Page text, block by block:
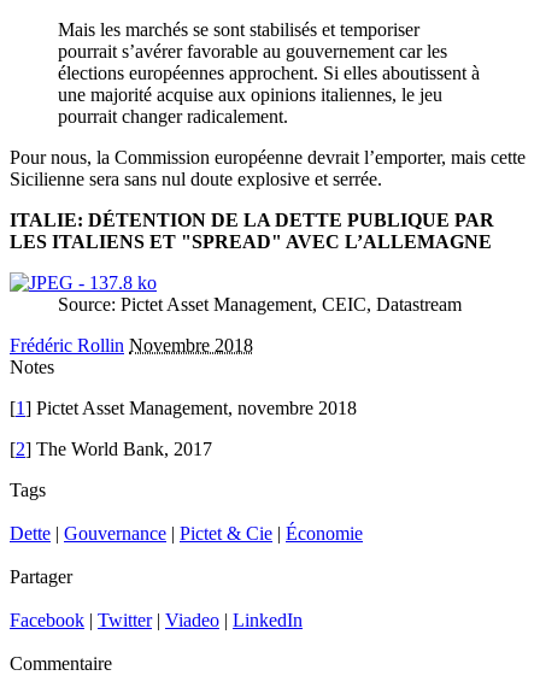
Mais les marchés se sont stabilisés et temporiser
pourrait s’avérer favorable au gouvernement car les
élections européennes approchent. Si elles aboutissent à
une majorité acquise aux opinions italiennes, le jeu
pourrait changer radicalement.
Pour nous, la Commission européenne devrait l’emporter, mais cette
Sicilienne sera sans nul doute explosive et serrée.
ITALIE: DÉTENTION DE LA DETTE PUBLIQUE PAR
LES ITALIENS ET "SPREAD" AVEC L’ALLEMAGNE
Source: Pictet Asset Management, CEIC, Datastream
Frédéric Rollin Novembre 2018
Notes
[1] Pictet Asset Management, novembre 2018
[2] The World Bank, 2017
Tags
Dette | Gouvernance | Pictet & Cie | Économie
Partager
Facebook | Twitter| Viadeo | LinkedIn
Commentaire